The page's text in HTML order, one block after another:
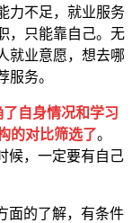
力不足，就业服务
，只能靠自己。无
就业意愿，想去哪
服务。
自身情况和学习
的对比筛选了。
候，一定要有自己
面的了解，有条件